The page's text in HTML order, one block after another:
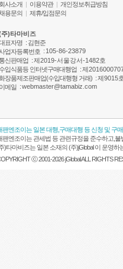
회사소개 | 이용약관 | 개인정보취급방침
용문의 | 제휴/입점문의
주)타마비즈
표자명 : 김현준
사업자등록번호 : 105-86-23879
통신판매업 :제2019-서울강서-1482호
수입식품등 인터넷구매대행업 :제
화장품제조판매업(수입대행형 거래) :제9015
이메일 :webmaster@tamabiz.com
팬엔조이는 일본 대행,구매대행 등 신청 및 구
팬엔조이는 관세법 등 관련규정을 준수하고,
)타마비즈는 일본 소재의 (주)jGlobal 이 운영
ⓒ 2001-2026 jGlobal ALL RIGHTS